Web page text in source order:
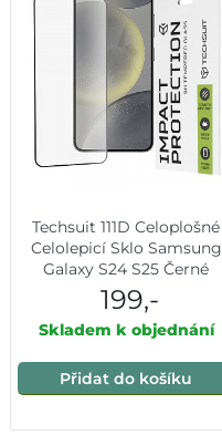
Techsuit 111D Celoplošné
Celolepicí Sklo Samsung
Galaxy S24 S25 Černé
199,-
Skladem k objednání
Přidat do košíku